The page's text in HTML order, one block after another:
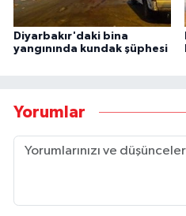
Diyarbakır'daki bina
yangınında kundak şüphesi
Yorumlar